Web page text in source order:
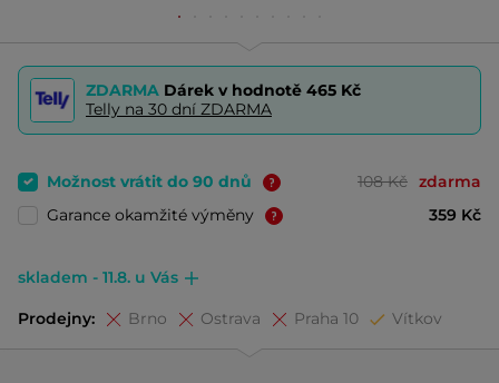
ZDARMA Dárek v hodnotě 465 Kč
Telly na 30 dní ZDARMA
Možnost vrátit do 90 dnů 108 Kč zdarma
Garance okamžité výměny
359 Kč
skladem - 11.8. u Vás
Prodejny: Brno Ostrava Praha 10 Vítkov